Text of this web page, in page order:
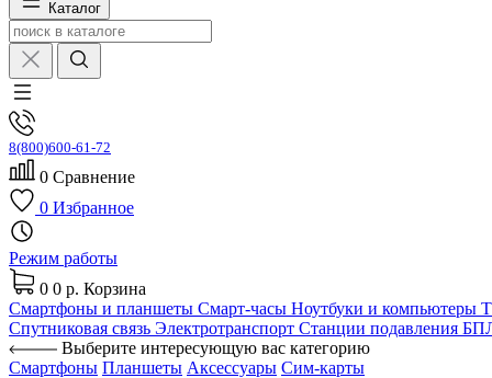
Каталог
8(800)600-61-72
0 Сравнение
0 Избранное
Режим работы
0 0 р. Корзина
Смартфоны и планшеты Смарт-часы Ноутбуки и компьютеры
Спутниковая связь Электротранспорт Станции подавления
Выберите интересующую вас категорию
Смартфоны Планшеты Аксессуары Сим-карты